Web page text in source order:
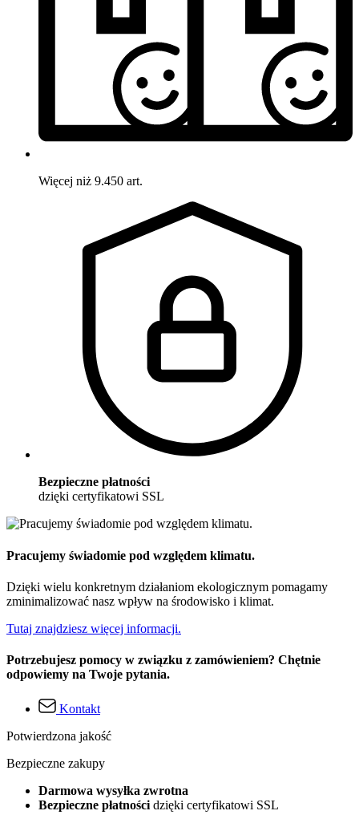
Więcej niż 9.450 art.
Bezpieczne płatności
dzięki certyfikatowi SSL
Pracujemy świadomie pod względem klimatu.
Dzięki wielu konkretnym działaniom ekologicznym pomagamy
zminimalizować nasz wpływ na środowisko i klimat.
Tutaj znajdziesz więcej informacji.
Potrzebujesz pomocy w związku z zamówieniem? Chętnie
odpowiemy na Twoje pytania.
Kontakt
Potwierdzona jakość
Bezpieczne zakupy
Darmowa wysyłka zwrotna
Bezpieczne płatnościdzięki certyfikatowi SSL